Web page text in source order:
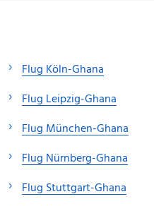
Flug Köln-Ghana
Flug Leipzig-Ghana
Flug München-Ghana
Flug Nürnberg-Ghana
Flug Stuttgart-Ghana